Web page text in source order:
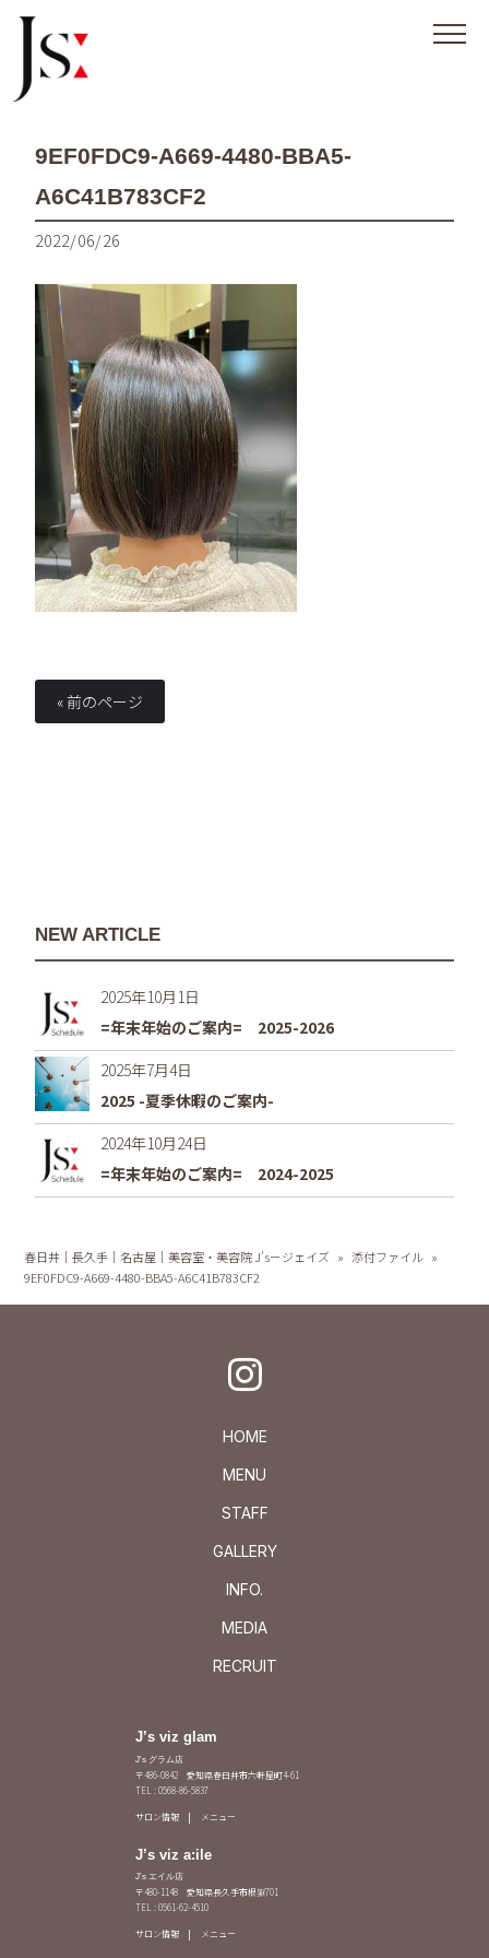
9EF0FDC9-A669-4480-BBA5-
A6C41B783CF2
2022/06/26
« 前のページ
NEW ARTICLE
2025年10月1日
=年末年始のご案内= 2025-2026
2025年7月4日
2025 -夏季休暇のご案内-
2024年10月24日
=年末年始のご案内= 2024-2025
春日井｜長久手｜名古屋｜美容室・美容院 J's－ジェイズ » 添付ファイル »
9EF0FDC9-A669-4480-BBA5-A6C41B783CF2
HOME
MENU
STAFF
GALLERY
INFO.
MEDIA
RECRUIT
J’s viz glam
J's グラム店
〒486-0842 愛知県春日井市六軒屋町4-61
TEL : 0568-86-5837
サロン情報 メニュー
J’s viz a:ile
J's エイル店
〒480-1148 愛知県長久手市根嶽701
TEL : 0561-62-4510
サロン情報 メニュー